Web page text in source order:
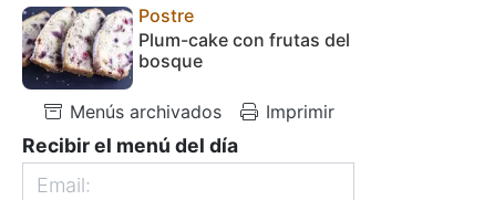
Postre
Plum-cake con frutas del
bosque
Menús archivados Imprimir
Recibir el menú del día